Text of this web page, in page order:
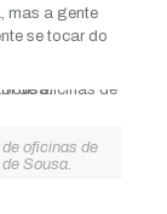
mas a gente
se tocar do
oficinas de
Sousa.